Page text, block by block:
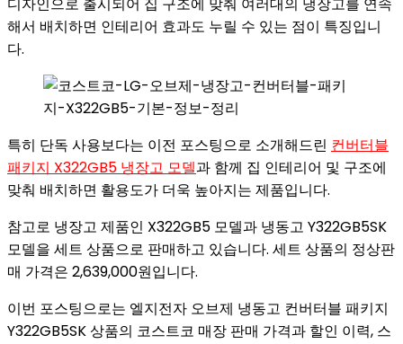
해서 배치하면 인테리어 효과도 누릴 수 있는 점이 특징입니
다.
특히 단독 사용보다는 이전 포스팅으로 소개해드린 컨버터블
패키지 X322GB5 냉장고 모델과 함께 집 인테리어 및 구조에
맞춰 배치하면 활용도가 더욱 높아지는 제품입니다.
참고로 냉장고 제품인 X322GB5 모델과 냉동고 Y322GB5SK
모델을 세트 상품으로 판매하고 있습니다. 세트 상품의 정상판
매 가격은 2,639,000원입니다.
이번 포스팅으로는 엘지전자 오브제 냉동고 컨버터블 패키지
Y322GB5SK 상품의 코스트코 매장 판매 가격과 할인 이력, 스